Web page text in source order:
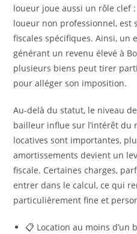
loueur joue aussi un rôle clef
loueur non professionnel, est
fiscales spécifiques. Ainsi,
générant un revenu élevé à
plusieurs biens peut tirer
pour alléger son imposition.
Au-delà du statut, le niveau
bailleur influe sur l’intérêt du
locatives sont importantes,
amortissements devient un
fiscale. Certaines charges,
entrer dans le calcul, ce qui
particulièrement fine et
📋 Location au moins d’un